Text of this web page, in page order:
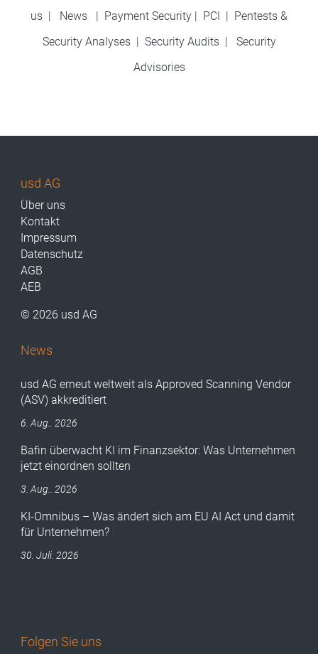
us | News | Payment Security | PCI | Pentests &
Security Analyses | Security Audits| Security
Advisories
usd AG
Über uns
Kontakt
Impressum
Datenschutz
AGB
AEB
© 2026 usd AG
News
usd AG erneut weltweit als Approved Scanning Vendor
(ASV) akkreditiert
6. Aug.. 2026
Bafin überwacht KI im Finanzsektor: Was Unternehmen
jetzt einordnen sollten
3. Aug.. 2026
KI-Omnibus – Was ändert sich am EU AI Act und damit
für Unternehmen?
30. Juli. 2026
Folgen Sie uns